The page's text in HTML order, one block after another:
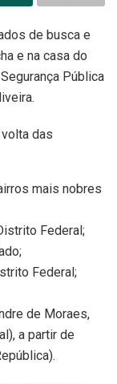
de busca e
e na casa do
Pública
das
mais nobres
Federal;
Federal;
de Moraes,
a partir de